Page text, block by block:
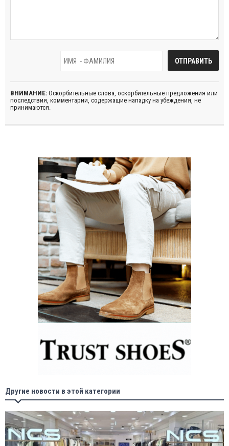
ВНИМАНИЕ: Оскорбительные слова, оскорбительные предложения или
последствия, комментарии, содержащие нападку на убеждения, не
принимаются.
Другие новости в этой категории